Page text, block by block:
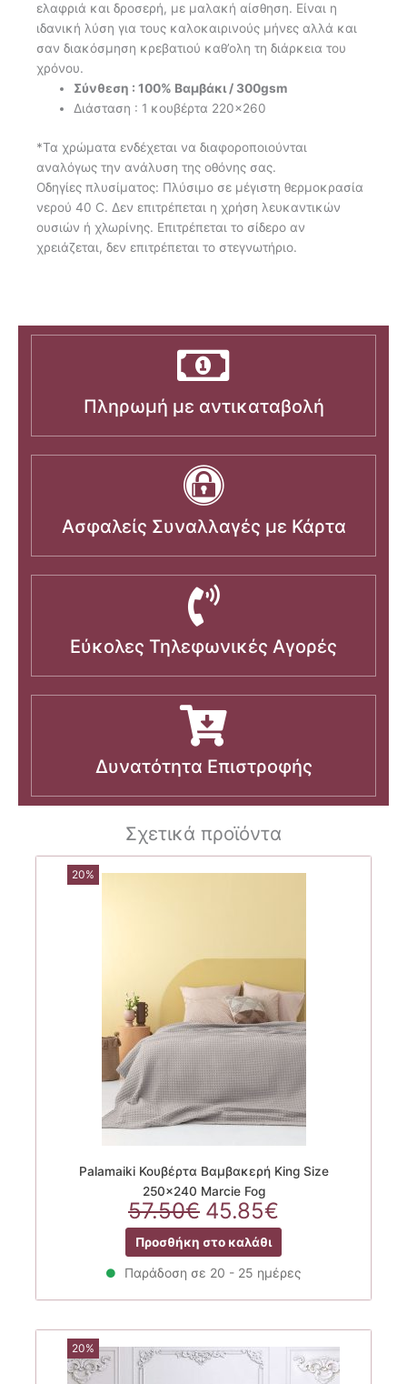
ελαφριά και δροσερή, με μαλακή αίσθηση. Είναι η
ιδανική λύση για τους καλοκαιρινούς μήνες αλλά και
σαν διακόσμηση κρεβατιού καθ’ολη τη διάρκεια του
χρόνου.
Σύνθεση : 100% Bαμβάκι / 300gsm
Διάσταση : 1 κουβέρτα 220×260
*Τα χρώματα ενδέχεται να διαφοροποιούνται
αναλόγως την ανάλυση της οθόνης σας.
Οδηγίες πλυσίματος: Πλύσιμο σε μέγιστη θερμοκρασία
νερού 40 C. Δεν επιτρέπεται η χρήση λευκαντικών
ουσιών ή χλωρίνης. Επιτρέπεται το σίδερο αν
χρειάζεται, δεν επιτρέπεται το στεγνωτήριο.
Πληρωμή με αντικαταβολή
Ασφαλείς Συναλλαγές με Κάρτα
Εύκολες Τηλεφωνικές Αγορές
Δυνατότητα Επιστροφής
Σχετικά προϊόντα
20%
Palamaiki Κουβέρτα Βαμβακερή King Size
250×240 Marcie Fog
57.50€ Original
price
was:
57.50€.
45.85€
τρέχουσα
τιμή
είναι:
Προσθήκη στο καλάθι
Παράδοση σε 20 - 25 ημέρες
20%